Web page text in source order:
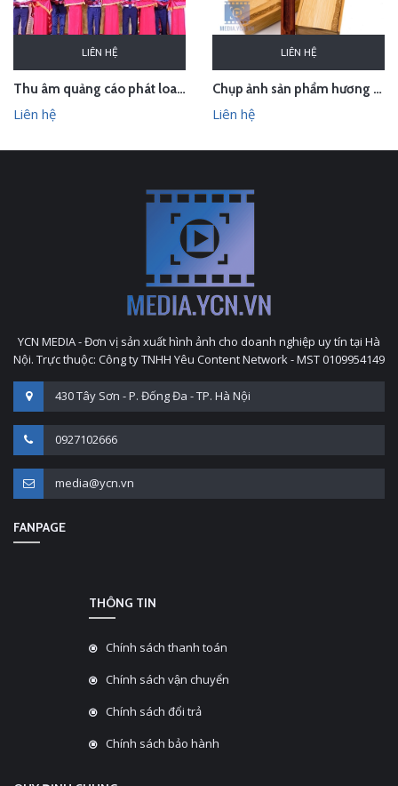
LIÊN HỆ
Thu âm quảng cáo phát loa cho Hội chợ Làng nghề VN 2018
Liên hệ
LIÊN HỆ
Chụp ảnh sản phẩm hương trầm Hương Xưa - Kính Tâm trong studio Hà Nội
Liên hệ
YCN MEDIA - Đơn vị sản xuất hình ảnh cho doanh nghiệp uy tín tại Hà
Nội. Trực thuộc: Công ty TNHH Yêu Content Network - MST 0109954149
430 Tây Sơn - P. Đống Đa - TP. Hà Nội
0927102666
media@ycn.vn
FANPAGE
THÔNG TIN
Chính sách thanh toán
Chính sách vận chuyển
Chính sách đổi trả
Chính sách bảo hành